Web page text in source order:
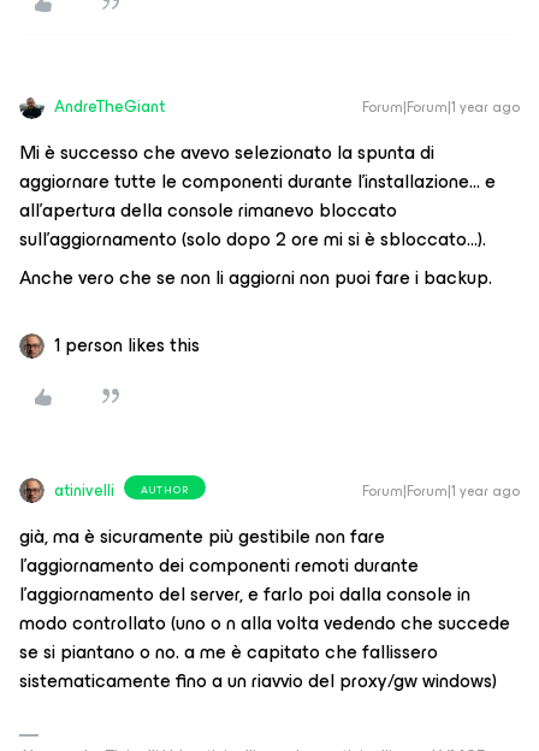
AndreTheGiant Forum|Forum|1 year ago
Mi è successo che avevo selezionato la spunta di
aggiornare tutte le componenti durante l’installazione… e
all’apertura della console rimanevo bloccato
sull’aggiornamento (solo dopo 2 ore mi si è sbloccato...).
Anche vero che se non li aggiorni non puoi fare i backup.
1 person likes this
atinivelli AUTHOR Forum|Forum|1 year ago
già, ma è sicuramente più gestibile non fare
l’aggiornamento dei componenti remoti durante
l’aggiornamento del server, e farlo poi dalla console in
modo controllato (uno o n alla volta vedendo che succede
se si piantano o no. a me è capitato che fallissero
sistematicamente fino a un riavvio del proxy/gw windows)